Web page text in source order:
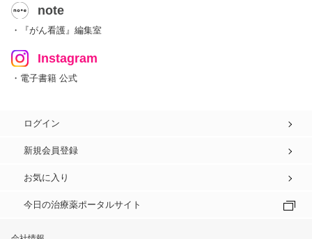
note
・『がん看護』編集室
Instagram
・電子書籍 公式
ログイン
新規会員登録
お気に入り
今日の治療薬ポータルサイト